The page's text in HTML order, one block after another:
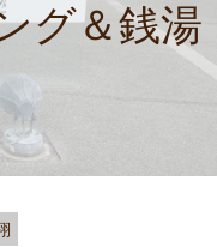
グ＆銭湯